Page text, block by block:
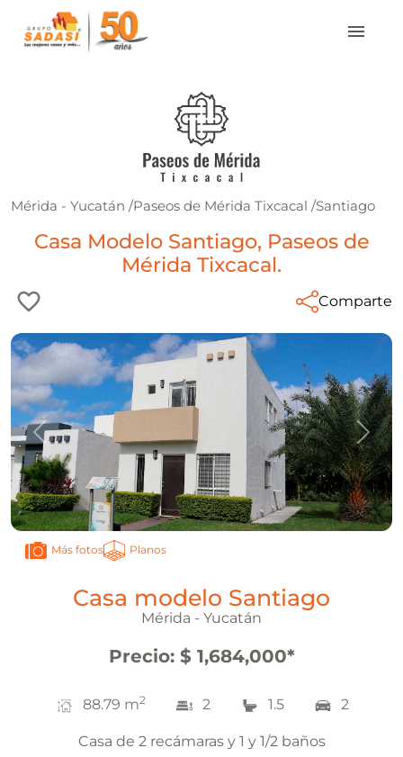
Mérida - Yucatán /Paseos de Mérida Tixcacal /Santiago
Casa Modelo Santiago, Paseos de
Mérida Tixcacal.
Comparte
Anterior
Más fotos Planos
Casa modelo Santiago
Mérida - Yucatán
Precio: $ 1,684,000*
88.79 m2 2 1.5 2
Casa de 2 recámaras y 1 y 1/2 baños